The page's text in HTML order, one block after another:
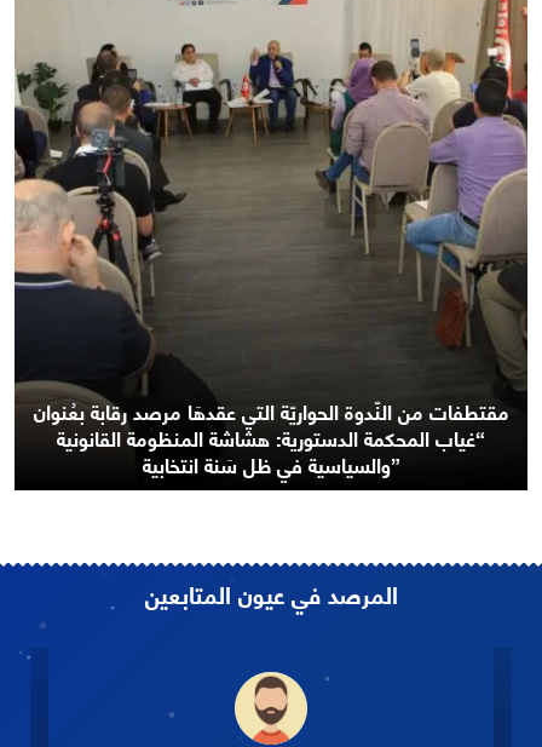
مُداخلة هاتفيّة لرئيس مرصد رقابة عماد الدائمي عبر موجَات
إذاعة جوهرة أفم “بوليتيكا”
المرصد في عيون المتابعين